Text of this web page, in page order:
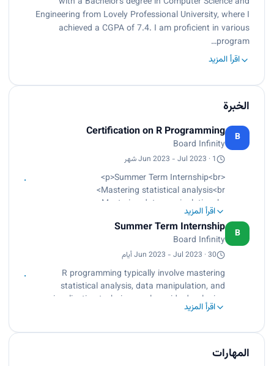
Engineering from Lovely Professional University, where I
achieved a CGPA of 7.4. I am proficient in various
program…
اقرأ المزيد
الخبرة
B
Certification on R Programming
Board Infinity
Jun 2023 - Jul 2023 · 1 شهر
<p>Summer Term Internship<br>
Mastering statistical analysis<br>
Mastering data manipulation<br>
Mastering visualization techniques<br>
Developing proficiency in coding structures and
functions for efficient data processing<br>
Developing proficiency in coding structures and
functions for interpretation<br>
Tech stacks used: R Language</p>
اقرأ المزيد
B
Summer Term Internship
Board Infinity
Jun 2023 - Jul 2023 · 30 أيام
R programming typically involve mastering
statistical analysis, data manipulation, and
visualization techniques, alongside developing
proficiency in coding structures and functions for
اقرأ المزيد
المهارات